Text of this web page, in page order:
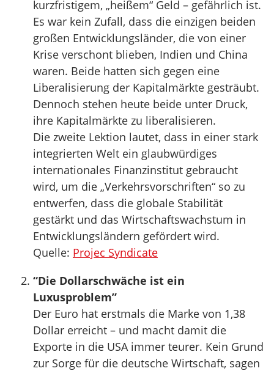
kurzfristigem, „heißem“ Geld – gefährlich ist.
Es war kein Zufall, dass die einzigen beiden
großen Entwicklungsländer, die von einer
Krise verschont blieben, Indien und China
waren. Beide hatten sich gegen eine
Liberalisierung der Kapitalmärkte gesträubt.
Dennoch stehen heute beide unter Druck,
ihre Kapitalmärkte zu liberalisieren.
Die zweite Lektion lautet, dass in einer stark
integrierten Welt ein glaubwürdiges
internationales Finanzinstitut gebraucht
wird, um die „Verkehrsvorschriften“ so zu
entwerfen, dass die globale Stabilität
gestärkt und das Wirtschaftswachstum in
Entwicklungsländern gefördert wird.
Quelle: Projec Syndicate
“Die Dollarschwäche ist ein
Luxusproblem”
Der Euro hat erstmals die Marke von 1,38
Dollar erreicht – und macht damit die
Exporte in die USA immer teurer. Kein Grund
zur Sorge für die deutsche Wirtschaft, sagen